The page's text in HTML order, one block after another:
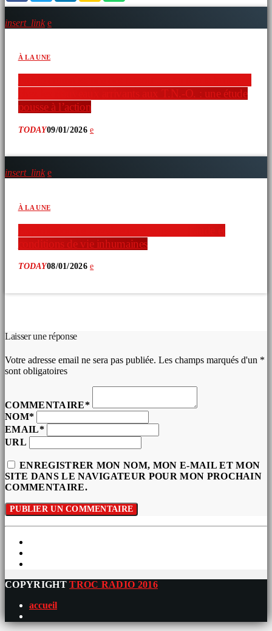
insert_link
À LA UNE
chez les nouveaux arrivants aux T.N.-O. : une étude
pousse à l’action
TODAY09/01/2026
insert_link
À LA UNE
conditions de vie inhumaines
TODAY08/01/2026
Laisser une réponse
Votre adresse email ne sera pas publiée. Les champs marqués d'un *
sont obligatoires
COMMENTAIRE*
NOM*
EMAIL*
URL
ENREGISTRER MON NOM, MON E-MAIL ET MON
SITE DANS LE NAVIGATEUR POUR MON PROCHAIN
COMMENTAIRE.
COPYRIGHTTROC RADIO 2016
accueil